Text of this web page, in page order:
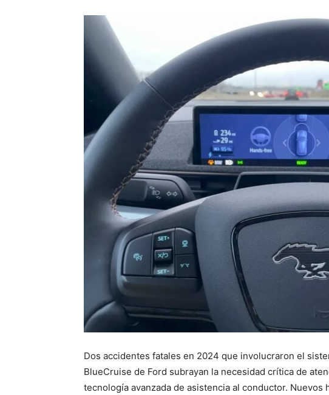
Dos accidentes fatales en 2024 que involucraron el
BlueCruise de Ford subrayan la necesidad crítica de
tecnología avanzada de asistencia al conductor. Nuevos